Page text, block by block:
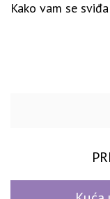
Kako vam se